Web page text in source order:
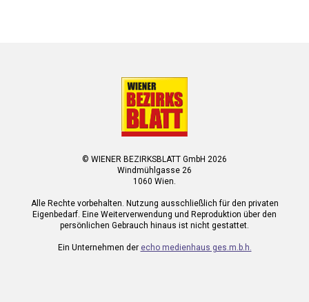
© WIENER BEZIRKSBLATT GmbH 2026
Windmühlgasse 26
1060 Wien.
Alle Rechte vorbehalten. Nutzung ausschließlich für den privaten
Eigenbedarf. Eine Weiterverwendung und Reproduktion über den
persönlichen Gebrauch hinaus ist nicht gestattet.
Ein Unternehmen der echo medienhaus ges.m.b.h.